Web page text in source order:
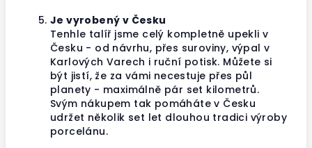
Je vyrobený v Česku
Tenhle talíř jsme celý kompletně upekli v
Česku - od návrhu, přes suroviny, výpal v
Karlových Varech i ruční potisk. Můžete si
být jistí, že za vámi necestuje přes půl
planety - maximálně pár set kilometrů.
Svým nákupem tak pomáháte v Česku
udržet několik set let dlouhou tradici výroby
porcelánu.